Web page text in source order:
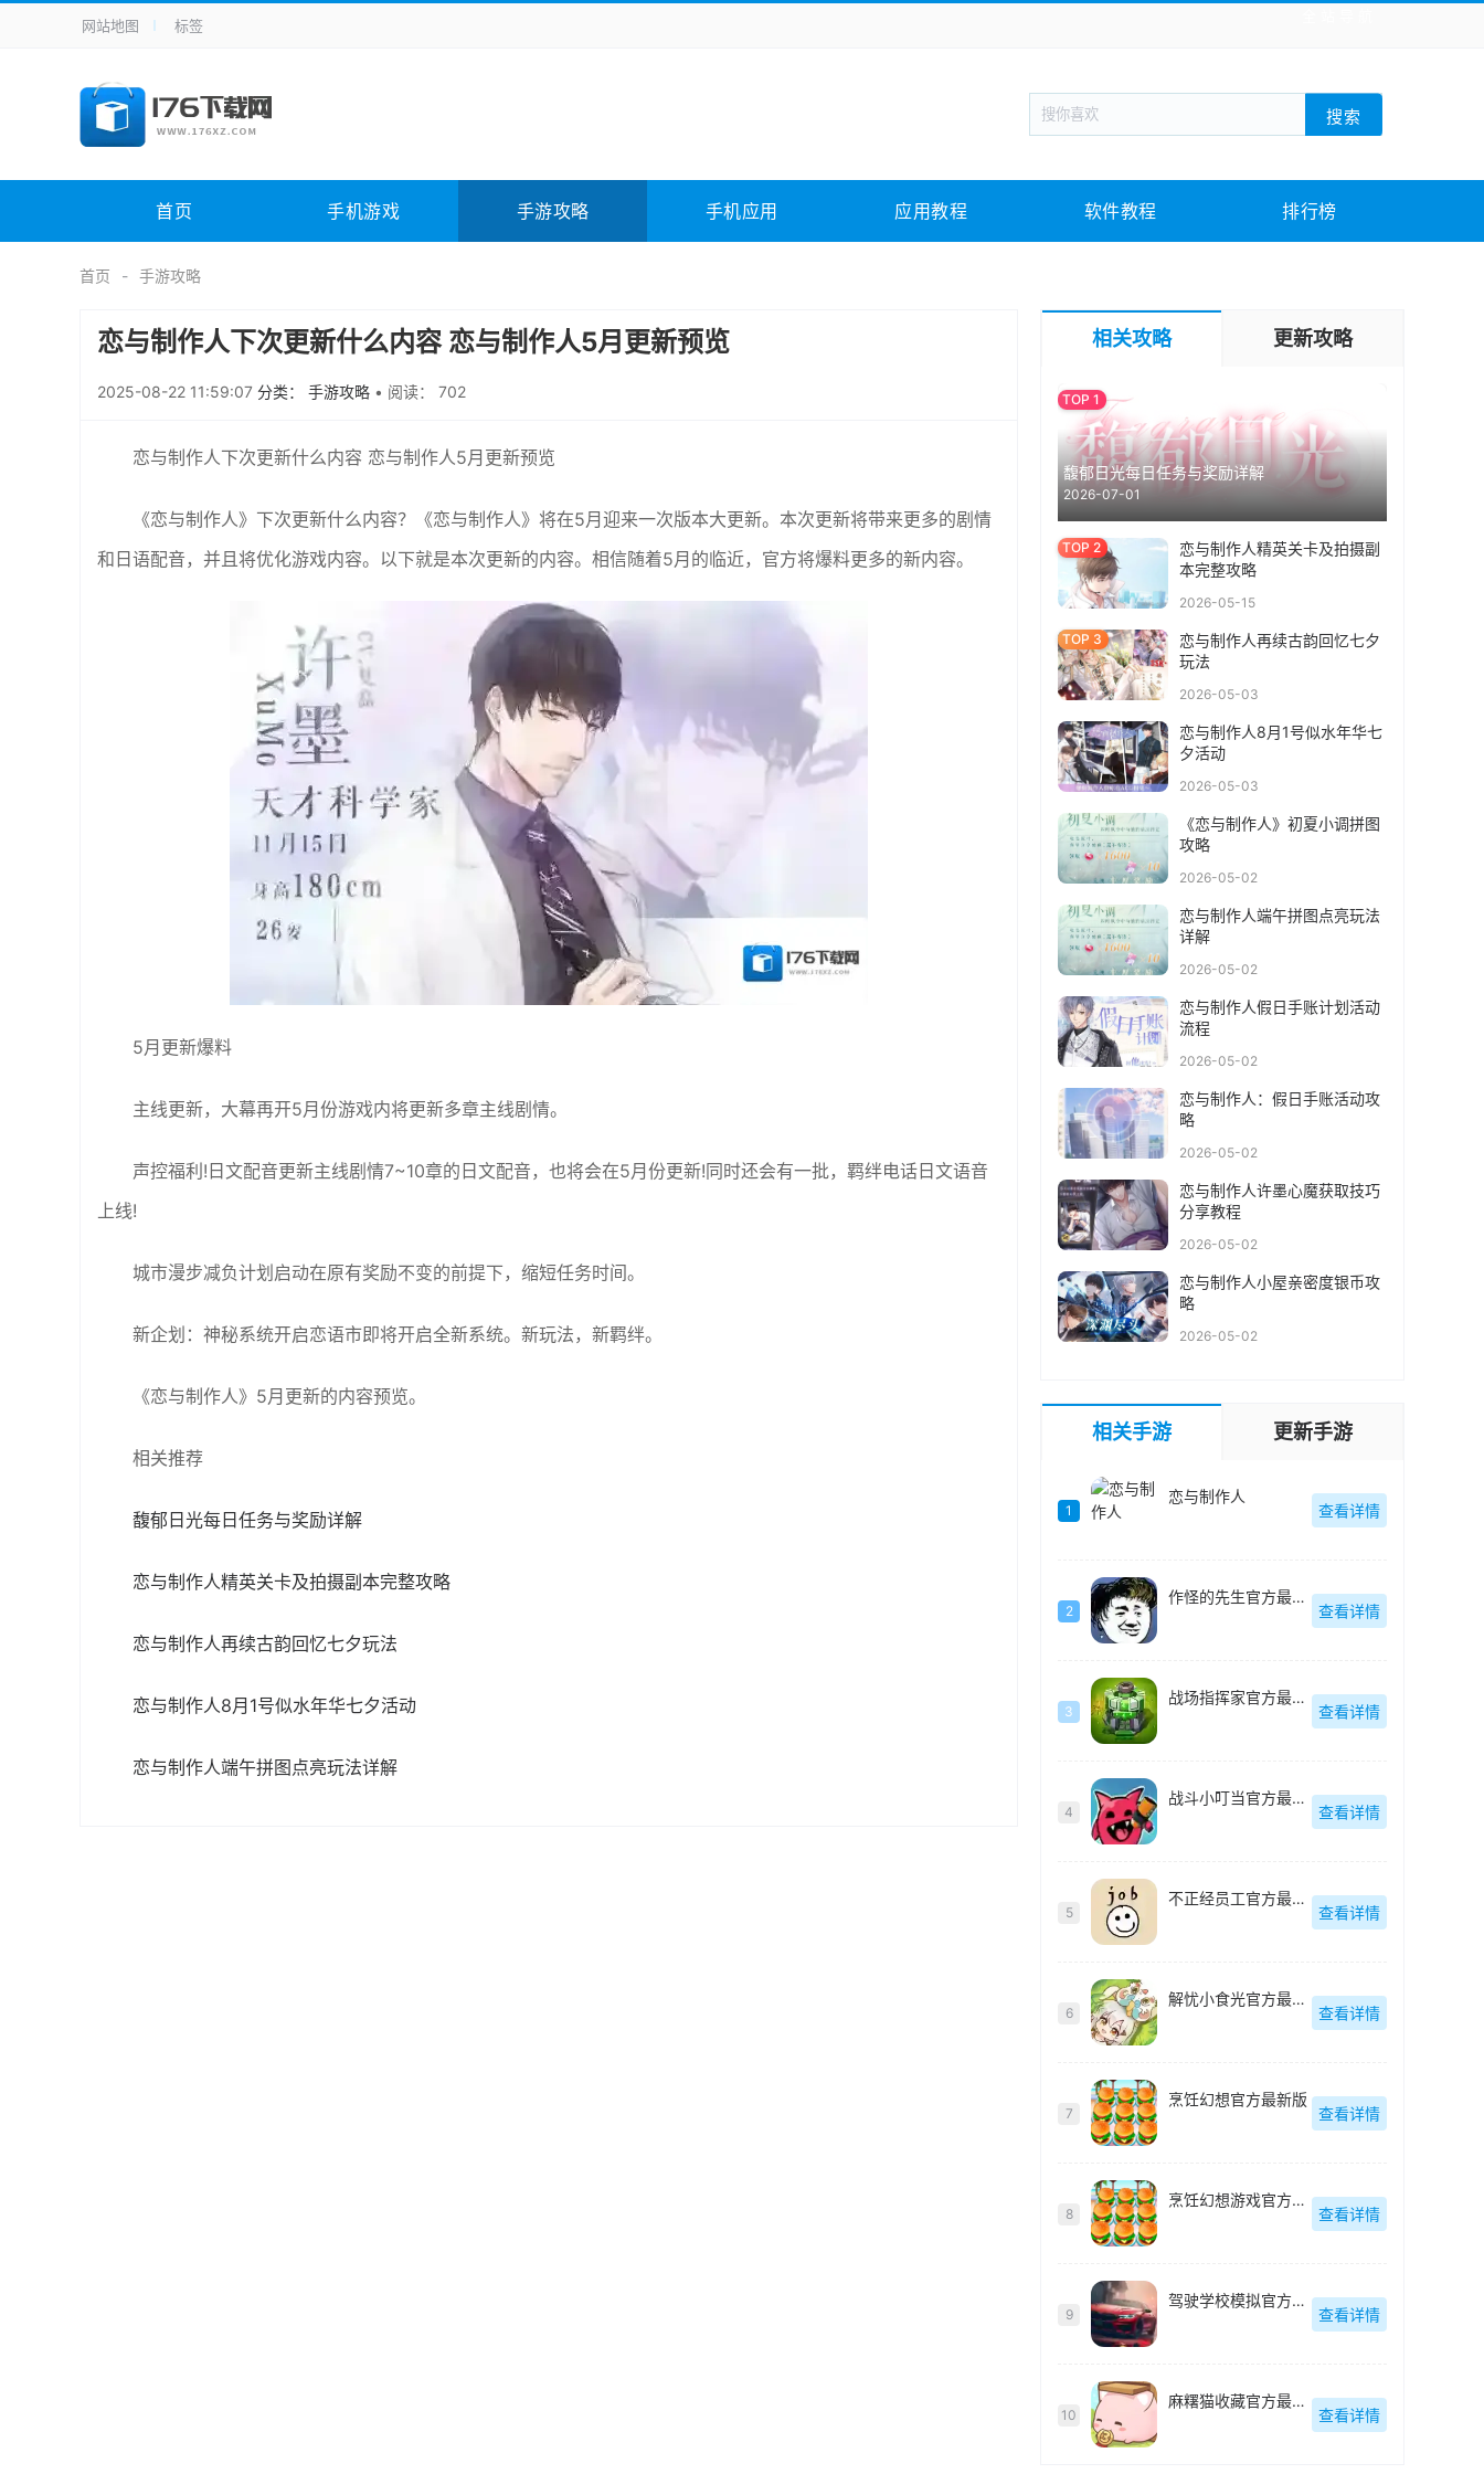
手机应用 新闻阅读 旅游出行 生活实用
手机游戏 体育竞技 战棋游戏 枪战射击 模拟经营
电脑软件 其它类别 图形软件 安全相关 应用软件 影音软件 插件下载 教育教学 游戏娱乐 系统软件 素材下载
未分类 综合其它
网站地图 标签
搜索
首页 手机游戏 手游攻略 手机应用 应用教程 软件教程 排行榜
首页 手游攻略
恋与制作人下次更新什么内容 恋与制作人5月更新预览
2025-08-22 11:59:07 分类： 手游攻略 • 阅读： 702
恋与制作人下次更新什么内容 恋与制作人5月更新预览
《恋与制作人》下次更新什么内容？《恋与制作人》将在5月迎来一次版本大更新。本次更新将带来更多的剧情
和日语配音，并且将优化游戏内容。以下就是本次更新的内容。相信随着5月的临近，官方将爆料更多的新内容。
5月更新爆料
主线更新，大幕再开5月份游戏内将更新多章主线剧情。
声控福利!日文配音更新主线剧情7~10章的日文配音，也将会在5月份更新!同时还会有一批，羁绊电话日文语音
上线!
城市漫步减负计划启动在原有奖励不变的前提下，缩短任务时间。
新企划：神秘系统开启恋语市即将开启全新系统。新玩法，新羁绊。
《恋与制作人》5月更新的内容预览。
相关推荐
馥郁日光每日任务与奖励详解
恋与制作人精英关卡及拍摄副本完整攻略
恋与制作人再续古韵回忆七夕玩法
恋与制作人8月1号似水年华七夕活动
恋与制作人端午拼图点亮玩法详解
相关攻略 更新攻略
馥郁日光每日任务与奖励详解
2026-07-01
恋与制作人精英关卡及拍摄副
本完整攻略
2026-05-15
恋与制作人再续古韵回忆七夕
玩法
2026-05-03
恋与制作人8月1号似水年华七
夕活动
2026-05-03
《恋与制作人》初夏小调拼图
攻略
2026-05-02
恋与制作人端午拼图点亮玩法
详解
2026-05-02
恋与制作人假日手账计划活动
流程
2026-05-02
恋与制作人：假日手账活动攻
略
2026-05-02
恋与制作人许墨心魔获取技巧
分享教程
2026-05-02
恋与制作人小屋亲密度银币攻
略
2026-05-02
相关手游 更新手游
1
恋与制作人
查看详情
2
作怪的先生官方最新版
查看详情
3
战场指挥家官方最新版
查看详情
4
战斗小叮当官方最新版
查看详情
5
不正经员工官方最新版
查看详情
6
解忧小食光官方最新版
查看详情
7
烹饪幻想官方最新版
查看详情
8
烹饪幻想游戏官方最新版
查看详情
9
驾驶学校模拟官方最新版
查看详情
10
麻糬猫收藏官方最新版
查看详情